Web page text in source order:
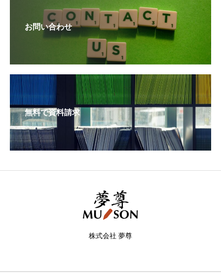
お問い合わせ
無料で資料請求
株式会社 夢尊